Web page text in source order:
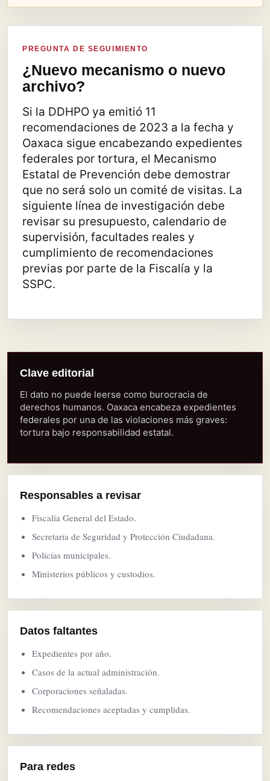
PREGUNTA DE SEGUIMIENTO
¿Nuevo mecanismo o nuevo
archivo?
Si la DDHPO ya emitió 11
recomendaciones de 2023 a la fecha y
Oaxaca sigue encabezando expedientes
federales por tortura, el Mecanismo
Estatal de Prevención debe demostrar
que no será solo un comité de visitas. La
siguiente línea de investigación debe
revisar su presupuesto, calendario de
supervisión, facultades reales y
cumplimiento de recomendaciones
previas por parte de la Fiscalía y la
SSPC.
Clave editorial
El dato no puede leerse como burocracia de
derechos humanos. Oaxaca encabeza expedientes
federales por una de las violaciones más graves:
tortura bajo responsabilidad estatal.
Responsables a revisar
Fiscalía General del Estado.
Secretaría de Seguridad y Protección Ciudadana.
Policías municipales.
Ministerios públicos y custodios.
Datos faltantes
Expedientes por año.
Casos de la actual administración.
Corporaciones señaladas.
Recomendaciones aceptadas y cumplidas.
Para redes